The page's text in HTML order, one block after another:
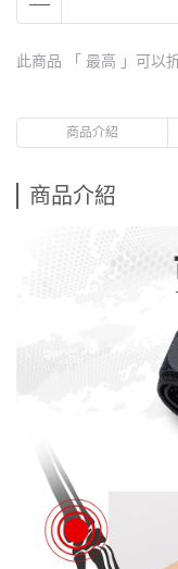
此商品 「 最高 」可以
商品介紹
商品介紹